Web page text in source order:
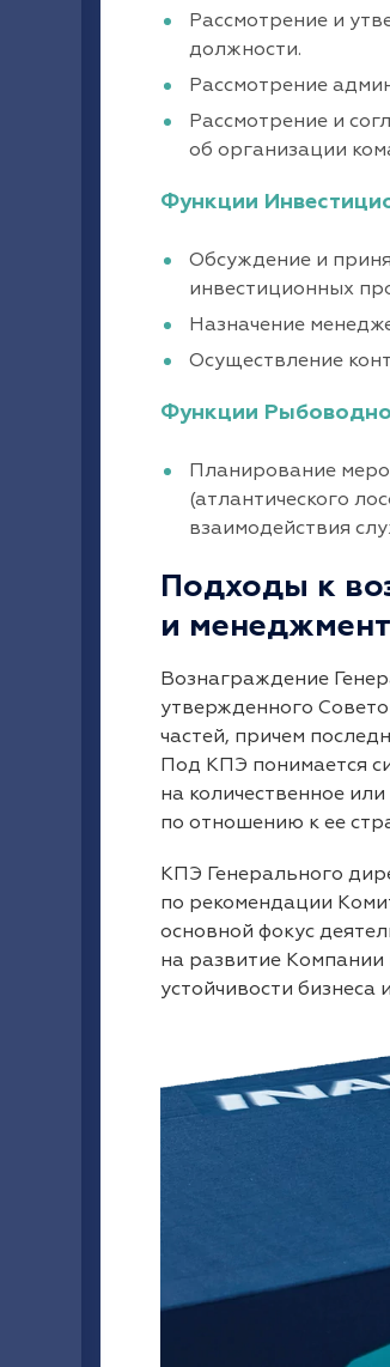
Рассмотрение и
должности.
Рассмотрение
Рассмотрение и
об организации
Функции
Обсуждение и
инвестиционных
Назначение
Осуществление
Функции
Планирование
(атлантического
взаимодействия
Подходы к
и
Вознаграждение
утвержденного
частей, причем
Под КПЭ понимается
на количественное
по отношению к ее
КПЭ Генерального
по рекомендации
основной фокус
на развитие Компании
устойчивости